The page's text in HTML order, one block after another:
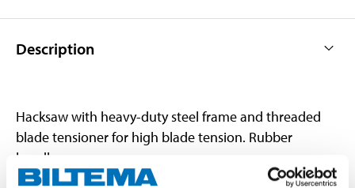
Description
Hacksaw with heavy-duty steel frame and threaded
blade tensioner for high blade tension. Rubber
handle.